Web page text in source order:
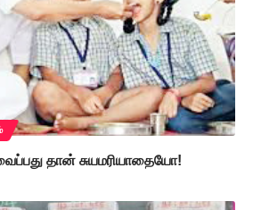
தான் சுயமரியாதையோ!